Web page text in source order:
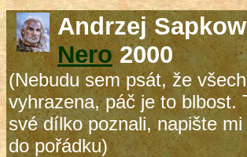
Andrzej
Nero2000
(Nebudu sem psát, že
vyhrazena, páč je to blbost.
své dílko poznali, napište
do pořádku)